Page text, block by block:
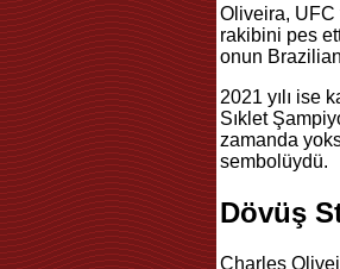
Oliveira, UFC
rakibini pes
onun
2021 yılı ise
Sıklet
zamanda
sembolüydü.
Dövüş
Charles